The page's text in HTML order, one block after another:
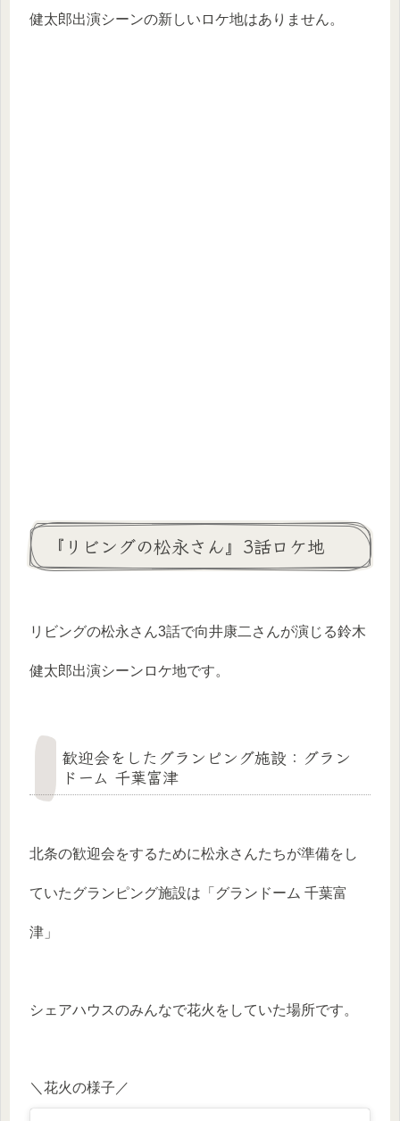
健太郎出演シーンの新しいロケ地はありません。
『リビングの松永さん』3話ロケ地
リビングの松永さん3話で向井康二さんが演じる鈴木
健太郎出演シーンロケ地です。
歓迎会をしたグランピング施設：グラン
ドーム 千葉富津
北条の歓迎会をするために松永さんたちが準備をし
ていたグランピング施設は「グランドーム 千葉富
津」
シェアハウスのみんなで花火をしていた場所です。
＼花火の様子／